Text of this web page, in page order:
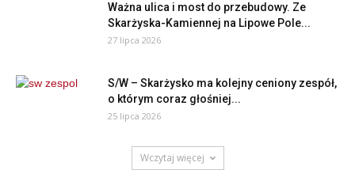
Ważna ulica i most do przebudowy. Ze
Skarżyska-Kamiennej na Lipowe Pole...
27 lipca 2026
S/W – Skarżysko ma kolejny ceniony zespół,
o którym coraz głośniej...
25 lipca 2026
Wczytaj więcej